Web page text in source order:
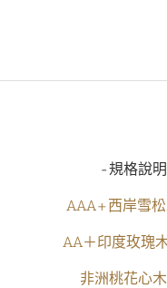
-規格說
AAA+西岸雪
AA＋印度玫瑰
非洲桃花心